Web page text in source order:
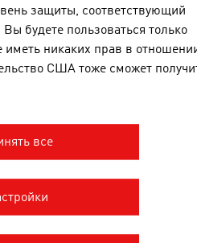
Cities, en | de
Building, en | de
защиты, соответствующий
будете пользоваться только
никаких прав в
США тоже сможет
все